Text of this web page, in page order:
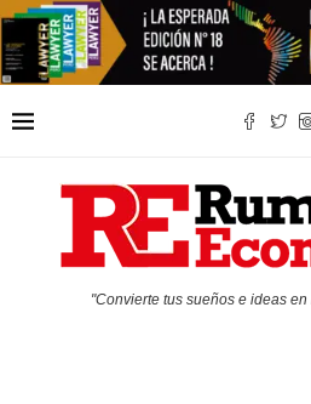
"Convierte tus sueños e ideas